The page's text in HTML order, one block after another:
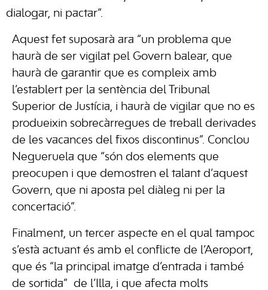
dialogar, ni pactar”.
Aquest fet suposarà ara “un problema que
haurà de ser vigilat pel Govern balear, que
haurà de garantir que es compleix amb
l’establert per la sentència del Tribunal
Superior de Justícia, i haurà de vigilar que no es
produeixin sobrecàrregues de treball derivades
de les vacances del fixos discontinus”. Conclou
Negueruela que “són dos elements que
preocupen i que demostren el talant d’aquest
Govern, que ni aposta pel diàleg ni per la
concertació”.
Finalment, un tercer aspecte en el qual tampoc
s’està actuant és amb el conflicte de l’Aeroport,
que és “la principal imatge d’entrada i també
de sortida” de l’Illa, i que afecta molts